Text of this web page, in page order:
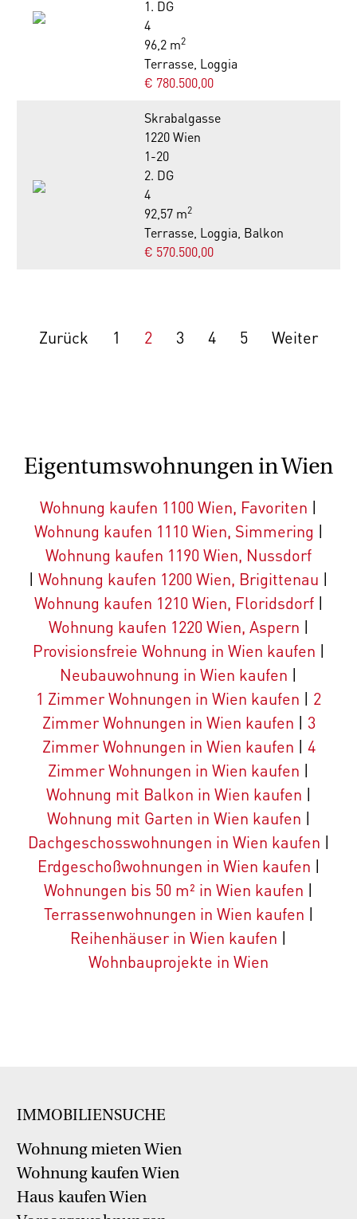
1. DG
4
96,2 m2
Terrasse, Loggia
€ 780.500,00
Skrabalgasse
1220 Wien
1-20
2. DG
4
92,57 m2
Terrasse, Loggia, Balkon
€ 570.500,00
Zurück 1 2 3 4 5 Weiter
Eigentumswohnungen in Wien
Wohnung kaufen 1100 Wien, Favoriten |
Wohnung kaufen 1110 Wien, Simmering |
Wohnung kaufen 1190 Wien, Nussdorf
| Wohnung kaufen 1200 Wien, Brigittenau |
Wohnung kaufen 1210 Wien, Floridsdorf|
Wohnung kaufen 1220 Wien, Aspern |
Provisionsfreie Wohnung in Wien kaufen |
Neubauwohnung in Wien kaufen |
1 Zimmer Wohnungen in Wien kaufen | 2
Zimmer Wohnungen in Wien kaufen | 3
Zimmer Wohnungen in Wien kaufen | 4
Zimmer Wohnungen in Wien kaufen |
Wohnung mit Balkon in Wien kaufen |
Wohnung mit Garten in Wien kaufen |
Dachgeschosswohnungen in Wien kaufen |
Erdgeschoßwohnungen in Wien kaufen |
Wohnungen bis 50 m² in Wien kaufen |
Terrassenwohnungen in Wien kaufen |
Reihenhäuser in Wien kaufen |
Wohnbauprojekte in Wien
IMMOBILIENSUCHE
Wohnung mieten Wien
Wohnung kaufen Wien
Haus kaufen Wien